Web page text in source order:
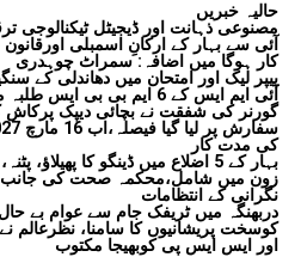
حالیہ خبریں
مصنوعی ذہانت اور ڈیجیٹل ٹیکنالوجی
آئی سے بہار کے ارکانِ اسمبلی
کار ہوگا میں اضافہ: سمراٹ چوہدری
پیپر لیک اور امتحان میں دھاندلی کے
آئی ایم ایس کے 6 ایم بی بی ایس طلبہ معطل
گورنر کی شفقت نے بچائی دیپک
کی مدت کار
زون میں شامل،محکمہ صحت کی
نگرانی کے انتظامات
دربھنگہ میں ٹریفک جام سے عوام بے
کوسخت پریشانیوں کا سامنا، نظرعالم
اور ایس ایس پی کوبھیجا مکتوب